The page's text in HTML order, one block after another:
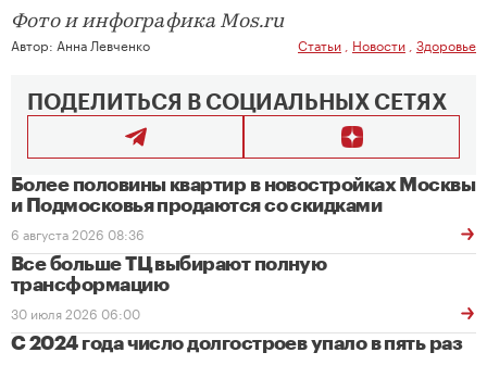
Фото и инфографика Mos.ru
Автор: Анна Левченко Статьи Новости Здоровье
ПОДЕЛИТЬСЯ В СОЦИАЛЬНЫХ СЕТЯХ
Более половины квартир в новостройках Москвы
и Подмосковья продаются со скидками
6 августа 2026 08:36
Все больше ТЦ выбирают полную
трансформацию
30 июля 2026 06:00
С 2024 года число долгостроев упало в пять раз